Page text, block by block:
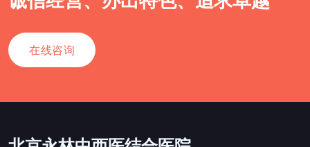
在线咨询